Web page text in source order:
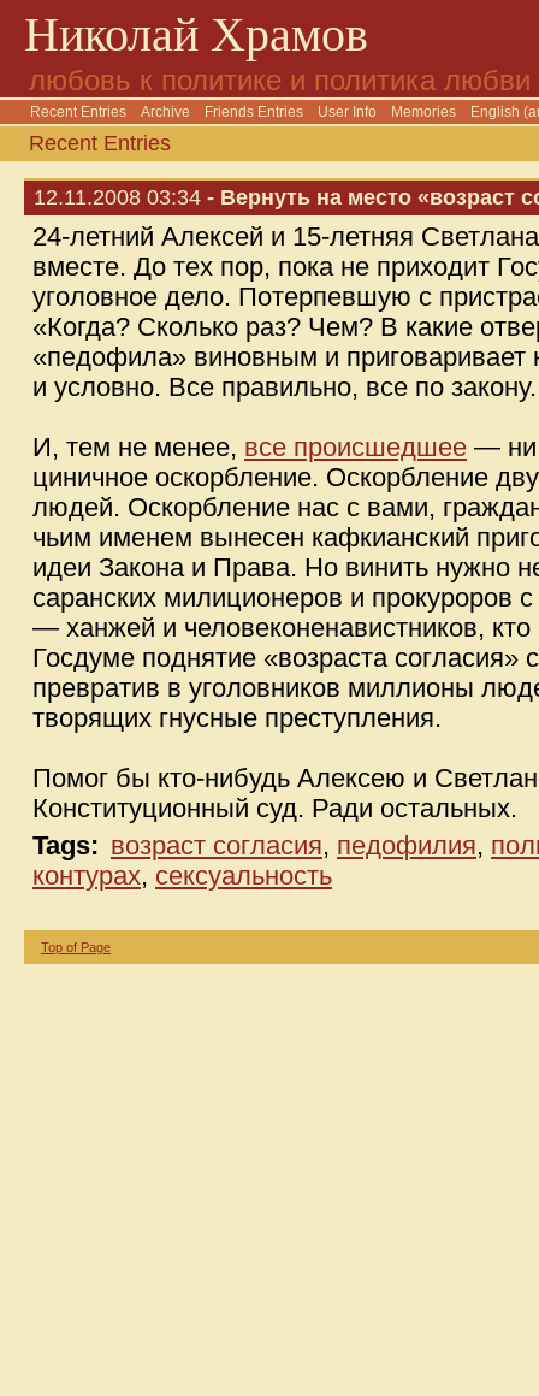
Николай Храмов
любовь к политике и политика любви
Recent Entries Archive Friends Entries User Info Memories English
Recent Entries
12.11.2008 03:34 - Вернуть на место «возраст
24-летний Алексей и 15-летняя
вместе. До тех пор, пока не приходит
уголовное дело. Потерпевшую с
«Когда? Сколько раз? Чем? В какие
«педофила» виновным и
и условно. Все правильно, все по закону.
И, тем не менее, все происшедшее — ни
циничное оскорбление. Оскорбление
людей. Оскорбление нас с вами,
чьим именем вынесен кафкианский
идеи Закона и Права. Но винить нужно
саранских милиционеров и прокуроров
— ханжей и человеконенавистников,
Госдуме поднятие «возраста согласия»
превратив в уголовников миллионы
творящих гнусные преступления.
Помог бы кто-нибудь Алексею и
Конституционный суд. Ради остальных.
Tags: возраст согласия, педофилия,
контурах, сексуальность
Top of Page